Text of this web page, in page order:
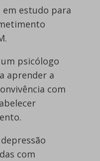
em estudo para
psicólogo
aprender a
com
com